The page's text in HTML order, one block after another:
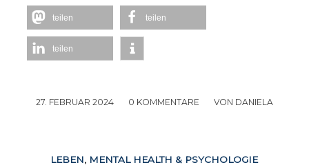
teilen teilen
teilen
27. FEBRUAR 2024
/ 0 KOMMENTARE
/ VON DANIELA
LEBEN, MENTAL HEALTH & PSYCHOLOGIE